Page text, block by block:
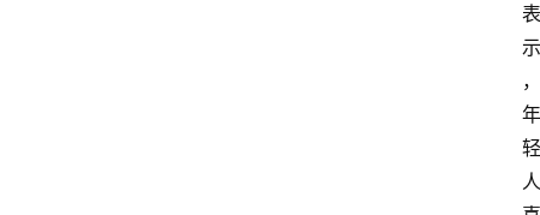
表
示
，
年
轻
人